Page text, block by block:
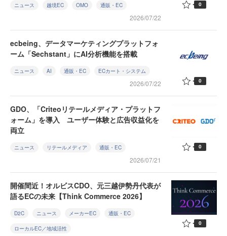
ニュース 越境EC OMO 通販・EC
2026/07/22
0
ecbeing、データマーケティングプラットフォ
ーム「Sechstant」にAI分析機能を搭載
ニュース AI 通販・EC ECカート・システム
2026/07/22 0
GDO、「Criteoリテールメディア・プラットフ
ォーム」を導入 ユーザー体験と広告収益化を
両立
ニュース リテールメディア 通販・EC
2026/07/21
0
開催間近！オルビスCDO、元三越伊勢丹代表が
語るECの未来【Think Commerce 2026】
D2C ニュース メーカーEC 通販・EC
ローカルEC／地域活性
0